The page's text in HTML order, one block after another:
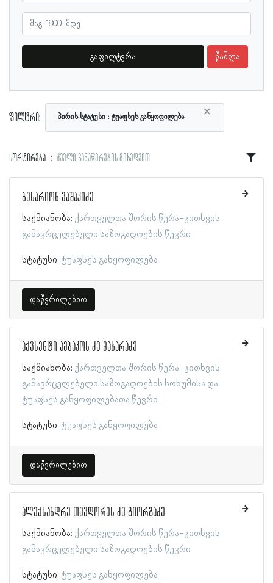
გაფილტვრა წაშლა
ფილტრი: ×
პირის სტატუსი ტუაფსეს განყოფილება
სორტირება ძველი ჩანაწერების მიხედვით
ბესარიონ ვაშაკიძე
საქმიანობა: ქართველთა შორის წერა-კითხვის
გამავრცელებელი საზოგადოების წევრი
სტატუსი: ტუაფსეს განყოფილება
დაწვრილებით
აქვსენტი ამბაკოს ძე მახარაძე
საქმიანობა: ქართველთა შორის წერა-კითხვის
გამავრცელებელი საზოგადოების სოხუმისა და
ტუაფსეს განყოფილებათა წევრი
სტატუსი: ტუაფსეს განყოფილება
დაწვრილებით
ალექსანდრე თევდორეს ძე გიორგაძე
საქმიანობა: ქართველთა შორის წერა-კითხვის
გამავრცელებელი საზოგადოების წევრი
სტატუსი: ტუაფსეს განყოფილება